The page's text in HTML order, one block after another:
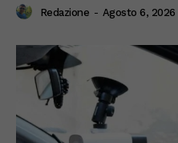
Redazione - Agosto 6, 2026